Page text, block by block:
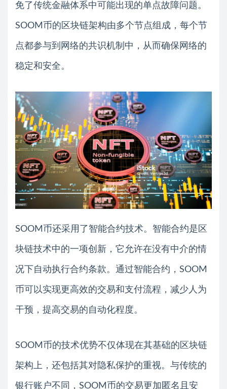
免了传统金融体系中可能出现的单点故障问题。
SOOM币的区块链架构由多个节点组成，每个节
点都参与到网络的共识机制中，从而确保网络的
稳定和安全。
SOOM币还采用了智能合约技术。智能合约是区
块链技术中的一项创新，它允许在没有中介的情
况下自动执行合约条款。通过智能合约，SOOM
币可以实现更高效的交易和支付流程，减少人为
干预，提高交易的自动化程度。
SOOM币的技术优势不仅体现在其基础的区块链
架构上，还包括其对隐私保护的重视。与传统的
银行账户不同，SOOM币的交易更加匿名且安